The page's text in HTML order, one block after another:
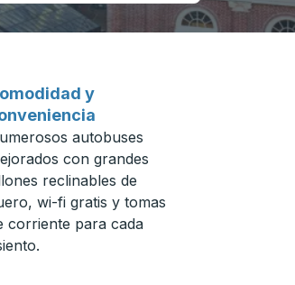
y
autobuses
con grandes
reclinables de
wi-fi gratis y tomas
corriente para cada